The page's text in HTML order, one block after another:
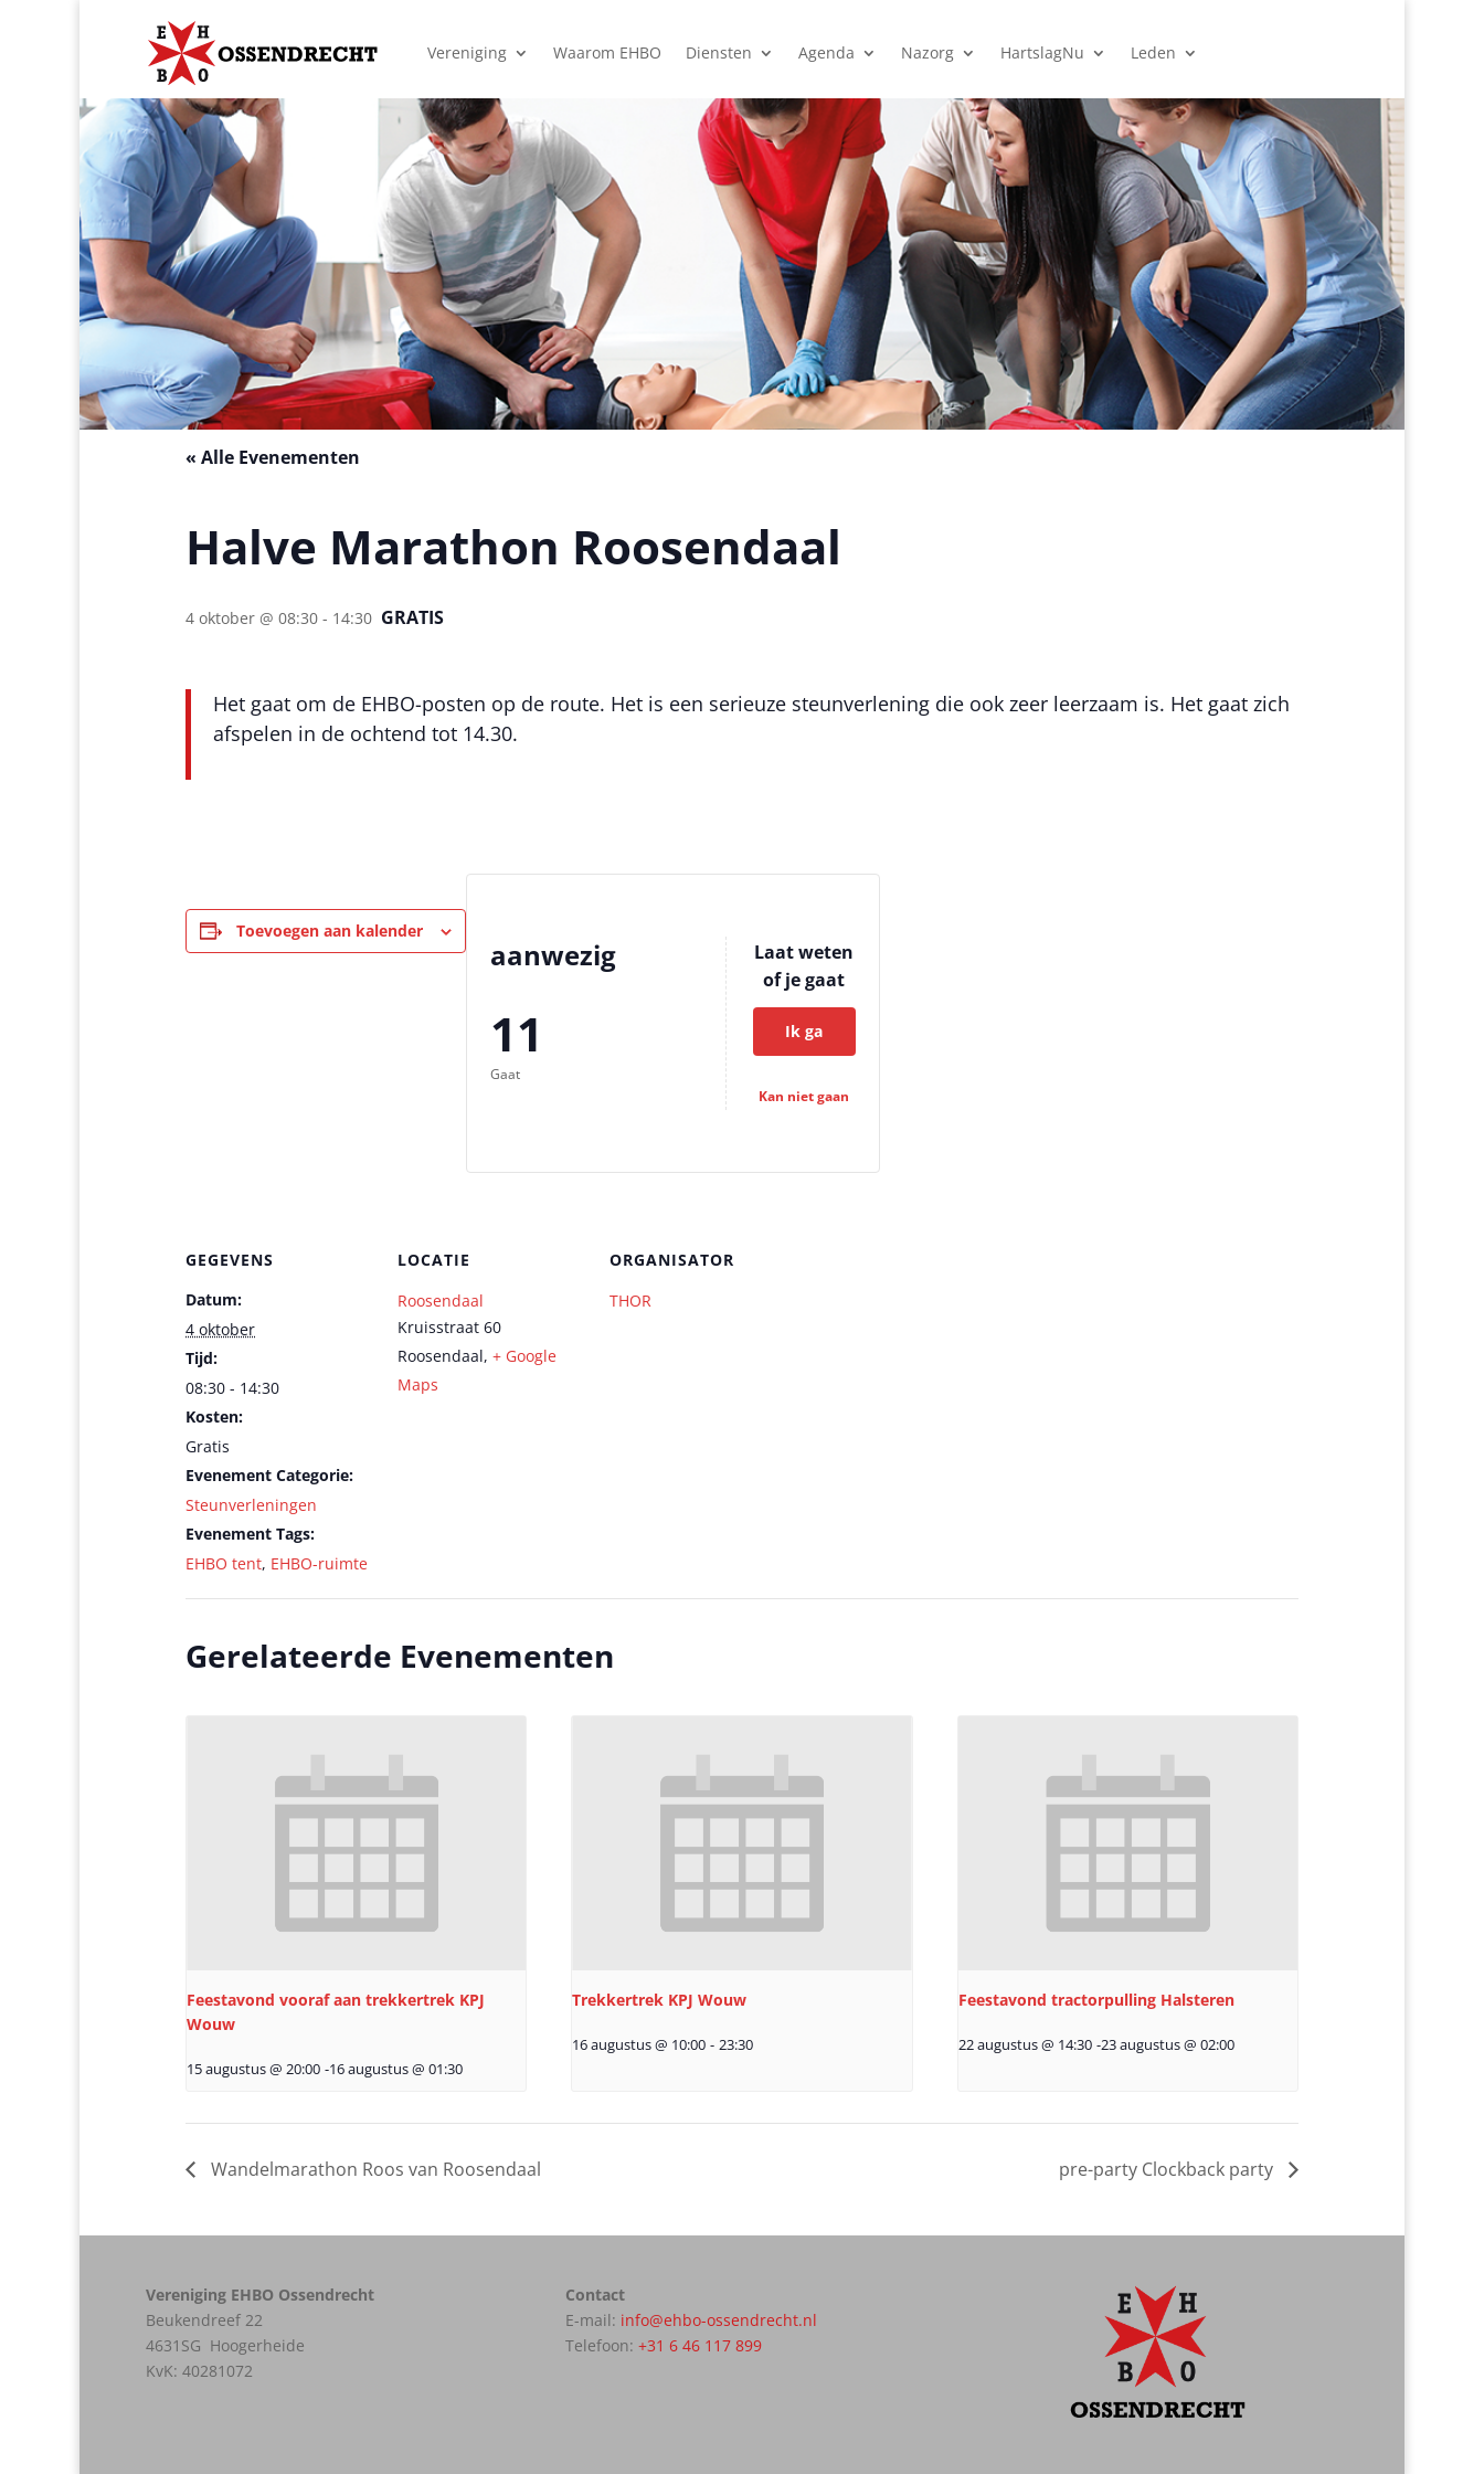
Vereniging Waarom EHBO Diensten Agenda Nazorg HartslagNu Leden
« Alle Evenementen
Halve Marathon Roosendaal
4 oktober @ 08:30 - 14:30 GRATIS
Het gaat om de EHBO-posten op de route. Het is een serieuze steunverlening die ook zeer leerzaam is. Het gaat zich
afspelen in de ochtend tot 14.30.
Toevoegen aan kalender
GEGEVENS
Datum:
4 oktober
Tijd:
08:30 - 14:30
Kosten:
Gratis
Evenement Categorie:
Steunverleningen
Evenement Tags:
EHBO tent, EHBO-ruimte
LOCATIE
Roosendaal
Kruisstraat 60
Roosendaal, + Google
Maps
ORGANISATOR
THOR
aanwezig
11
Gaat
Laat weten
of je gaat
Ik ga
Kan niet gaan
Gerelateerde Evenementen
Feestavond vooraf aan trekkertrek KPJ
Wouw
15 augustus @ 20:00 -16 augustus @ 01:30
Trekkertrek KPJ Wouw
16 augustus @ 10:00 - 23:30
Feestavond tractorpulling Halsteren
22 augustus @ 14:30 -23 augustus @ 02:00
Wandelmarathon Roos van Roosendaal pre-party Clockback party
Vereniging EHBO Ossendrecht
Beukendreef 22
4631SG Hoogerheide
KvK: 40281072
Contact
E-mail: info@ehbo-ossendrecht.nl
Telefoon: +31 6 46 117 899